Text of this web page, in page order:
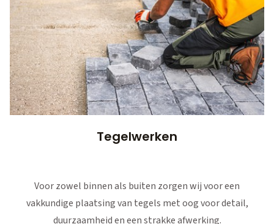
Tegelwerken
Voor zowel binnen als buiten zorgen wij voor een
vakkundige plaatsing van tegels met oog voor detail,
duurzaamheid en een strakke afwerking.